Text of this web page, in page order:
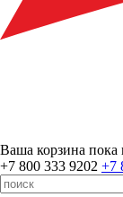
Ваша корзина пока
+7 800 333 9202 +7